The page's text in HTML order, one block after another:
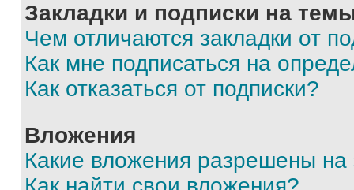
Закладки и подписки на
Чем отличаются закладки от
Как мне подписаться на
Как отказаться от подписки?
Вложения
Какие вложения разрешены